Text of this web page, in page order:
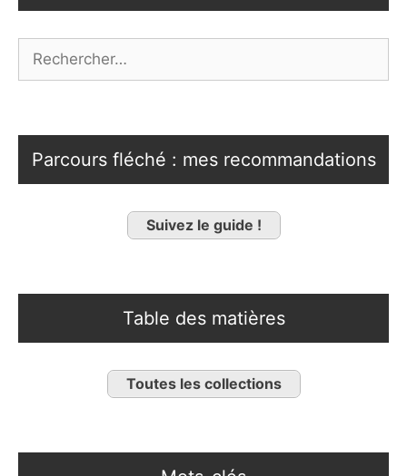
Parcours fléché : mes recommandations
Suivez le guide !
Table des matières
Toutes les collections